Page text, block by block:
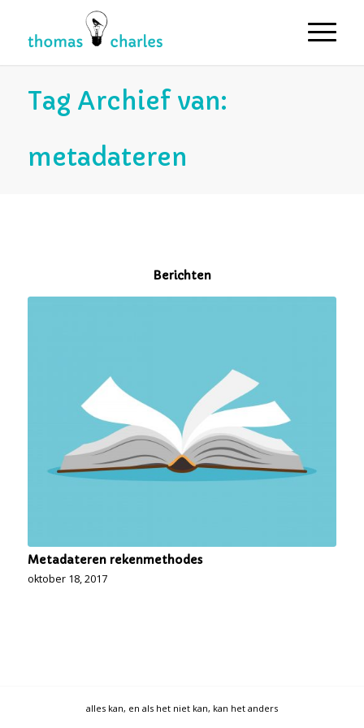
Tag Archief van:
metadateren
Berichten
Metadateren rekenmethodes
oktober 18, 2017
alles kan, en als het niet kan, kan het anders